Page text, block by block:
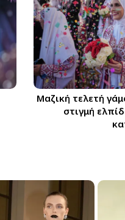
Μαζική τελετή
στιγμή